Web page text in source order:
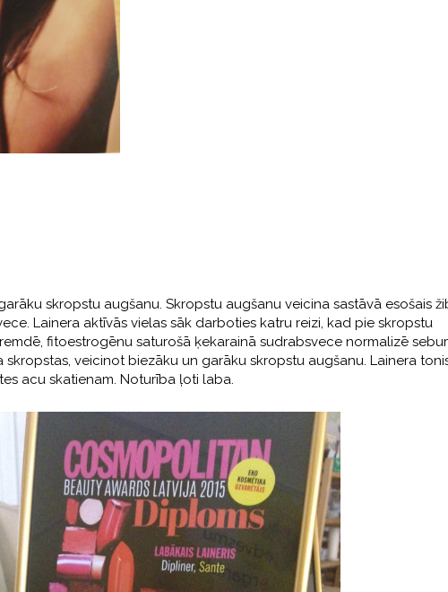
skropstu augšanu. Skropstu augšanu veicina sastāvā esošais
Lainera aktīvās vielas sāk darboties katru reizi, kad pie skropstu
fitoestrogēnu saturošā ķekarainā sudrabsvece normalizē
veicinot biezāku un garāku skropstu augšanu. Lainera
acu skatienam. Noturība ļoti laba.